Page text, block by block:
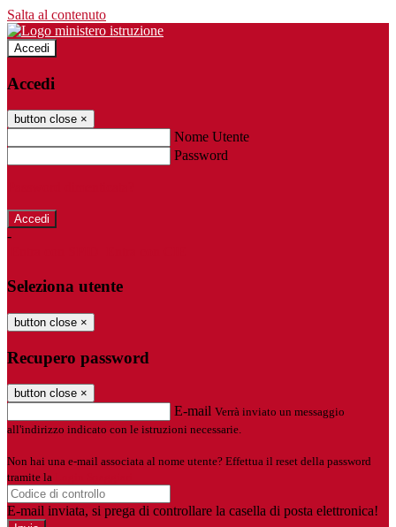
Salta al contenuto
Accedi
Accedi
button close ×
Nome Utente
Password
-
Seleziona utente
button close ×
Recupero password
button close ×
E-mail Verrà inviato un messaggio
all'indirizzo indicato con le istruzioni necessarie.
Non hai una e-mail associata al nome utente? Effettua il reset della password
tramite la
E-mail inviata, si prega di controllare la casella di posta elettronica!